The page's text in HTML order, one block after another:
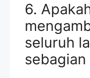
6.
seluruh
sebagian